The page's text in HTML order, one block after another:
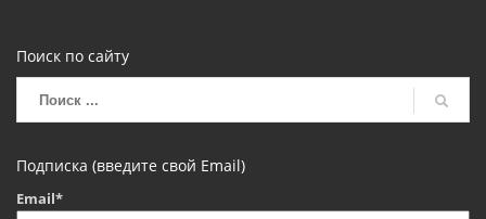
Поиск по сайту
Подписка (введите свой Email)
Email*